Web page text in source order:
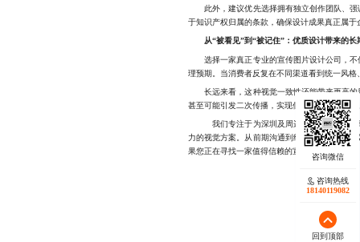
此外，建议优先选择拥有独立创作团队、强
于知识产权归属的条款，确保设计成果真正属于
从“被看见”到“被记住”：优质设计带来的长
选择一家真正专业的宣传图片设计公司，不
理预期。当消费者反复在不同渠道看到统一风
长远来看，这种视觉一致性还能带来更高的
甚至可能引发二次传播，实现低成本的品牌曝
我们专注于为深圳及周边地区的企业提供高
力的视觉方案。从前期沟通到终稿交付，全程
果您正在寻找一家值得信赖的宣传图片设计公
咨询热线
18140119082
回到顶部